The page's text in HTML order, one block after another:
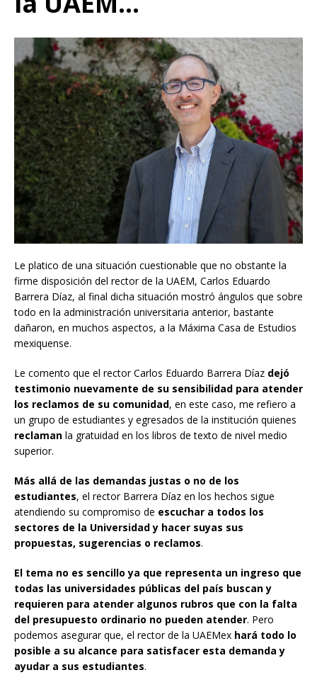
Le platico de una situación cuestionable que no obstante la
firme disposición del rector de la UAEM, Carlos Eduardo
Barrera Díaz, al final dicha situación mostró ángulos que sobre
todo en la administración universitaria anterior, bastante
dañaron, en muchos aspectos, a la Máxima Casa de Estudios
mexiquense.
Le comento que el rector Carlos Eduardo Barrera Díaz dejó
testimonio nuevamente de su sensibilidad para atender
los reclamos de su comunidad, en este caso, me refiero a
un grupo de estudiantes y egresados de la institución quienes
reclaman la gratuidad en los libros de texto de nivel medio
superior.
Más allá de las demandas justas o no de los
estudiantes, el rector Barrera Díaz en los hechos sigue
atendiendo su compromiso de escuchar a todos los
sectores de la Universidad y hacer suyas sus
propuestas, sugerencias o reclamos.
El tema no es sencillo ya que representa un ingreso que
todas las universidades públicas del país buscan y
requieren para atender algunos rubros que con la falta
del presupuesto ordinario no pueden atender. Pero
podemos asegurar que, el rector de la UAEMex hará todo lo
posible a su alcance para satisfacer esta demanda y
ayudar a sus estudiantes.